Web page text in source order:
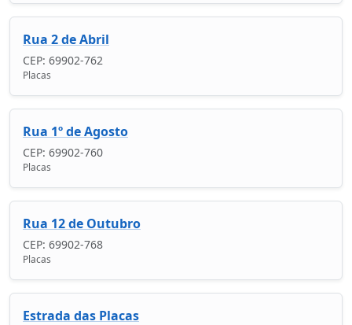
Rua 2 de Abril
CEP: 69902-762
Placas
Rua 1º de Agosto
CEP: 69902-760
Placas
Rua 12 de Outubro
CEP: 69902-768
Placas
Estrada das Placas